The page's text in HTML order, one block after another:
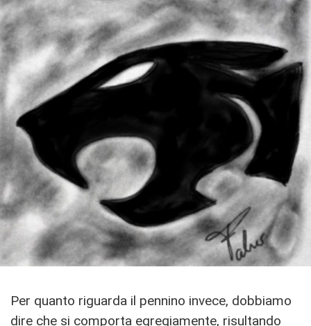
Per quanto riguarda il pennino invece, dobbiamo
dire che si comporta egregiamente, risultando